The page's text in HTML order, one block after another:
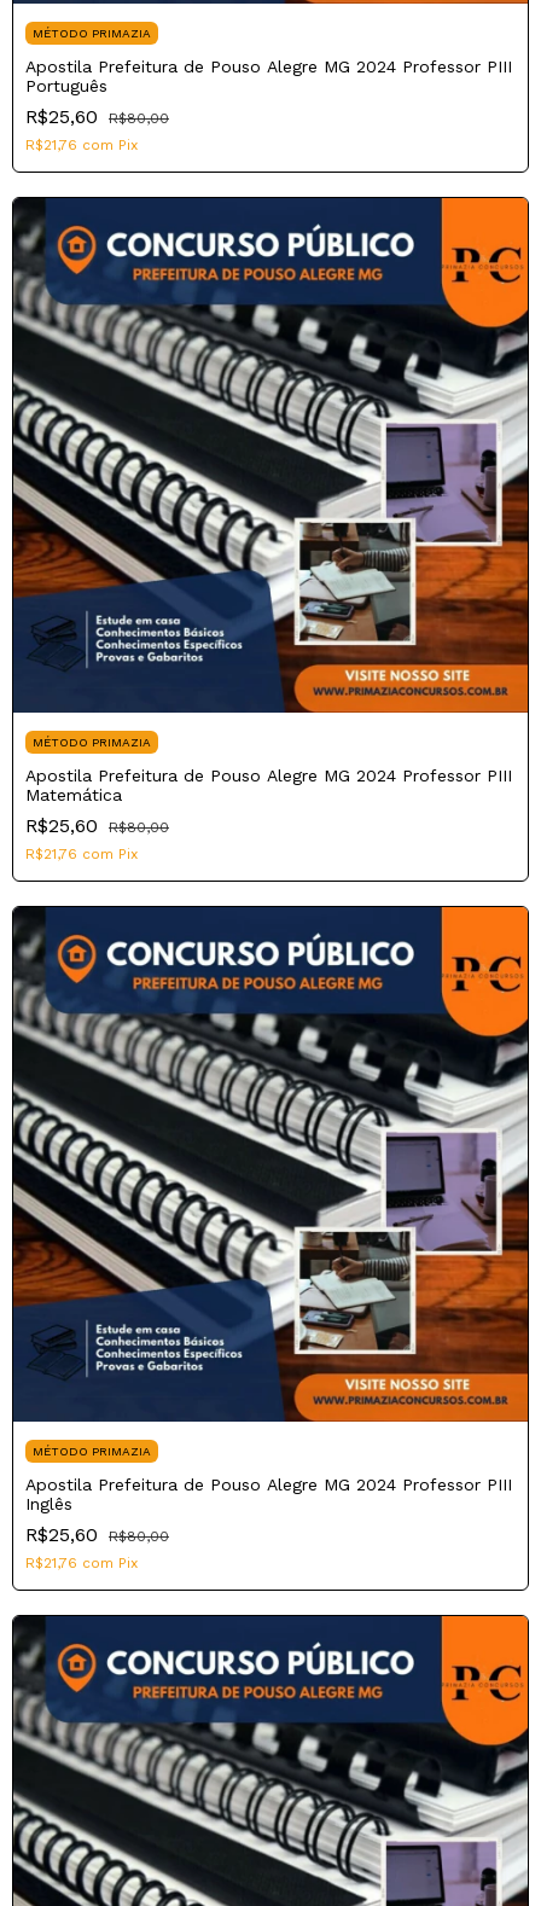
MÉTODO PRIMAZIA
Apostila Prefeitura de Pouso Alegre MG 2024 Professor PIII
Português
R$25,60
R$80,00
R$21,76 com Pix
MÉTODO PRIMAZIA
Apostila Prefeitura de Pouso Alegre MG 2024 Professor PIII
Matemática
R$25,60
R$80,00
R$21,76 com Pix
MÉTODO PRIMAZIA
Apostila Prefeitura de Pouso Alegre MG 2024 Professor PIII
Inglês
R$25,60
R$80,00
R$21,76 com Pix